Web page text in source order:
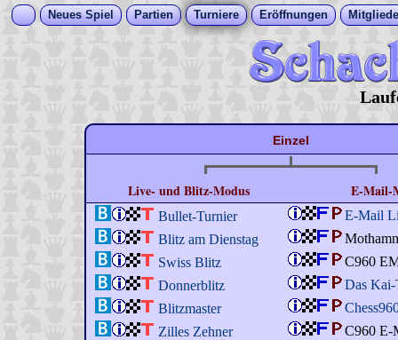
Neues Spiel Partien Turniere Eröffnungen
Einzel
Live- und Blitz-Modus E-Mail-
Bullet-Turnier
E-Mail
Blitz am Dienstag
Swiss Blitz
C960
Donnerblitz
Das Kai-
Blitzmaster
Zilles Zehner
C960